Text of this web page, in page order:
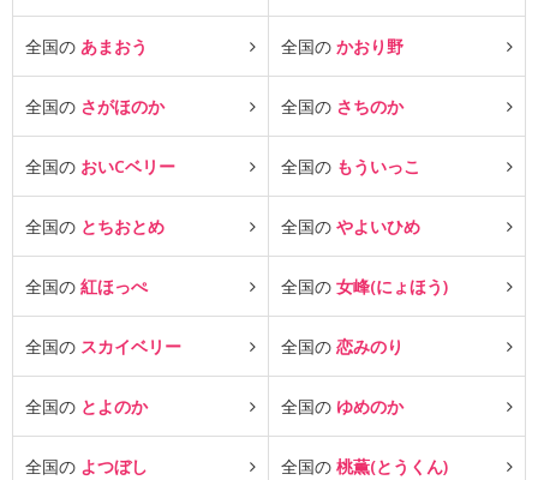
全国の あまおう 全国の かおり野
全国の さがほのか 全国の さちのか
全国の おいCベリー 全国の もういっこ
全国の とちおとめ 全国の やよいひめ
全国の 紅ほっぺ 全国の 女峰(にょほう)
全国の スカイベリー 全国の 恋みのり
全国の とよのか 全国の ゆめのか
全国の よつぼし 全国の 桃薫(とうくん)